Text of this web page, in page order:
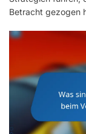
Betracht gezogen